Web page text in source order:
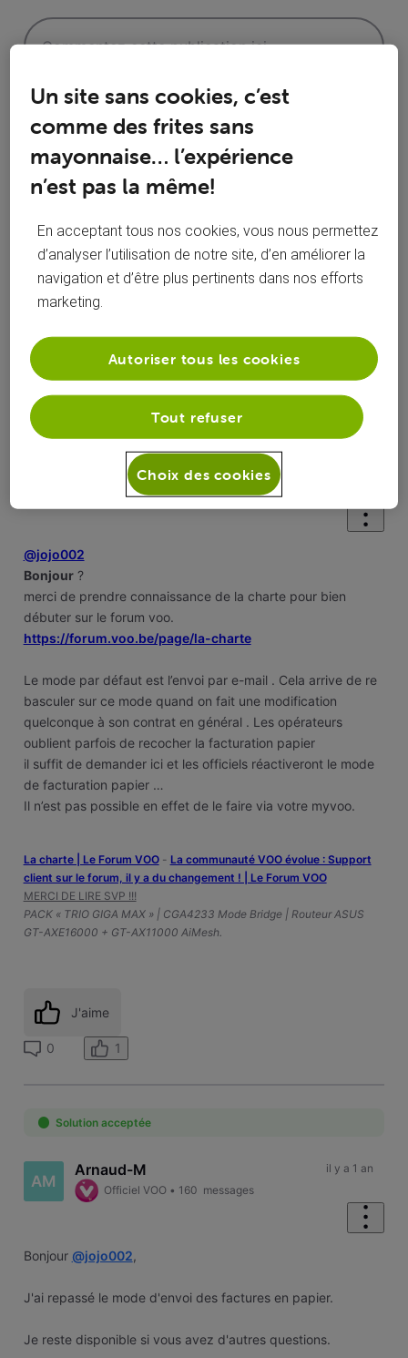
Réponses
Oldest First
Selected
First
Top Expert
il y a 1 an
@jojo002
Bonjour?
merci de prendre connaissance de la charte pour bien
débuter sur le forum voo.
https://forum.voo.be/page/la-charte
Le mode par défaut est l’envoi par e-mail . Cela arrive de re
basculer sur ce mode quand on fait une modification
quelconque à son contrat en général . Les opérateurs
oublient parfois de recocher la facturation papier
il suffit de demander ici et les officiels réactiveront le mode
de facturation papier …
Il n’est pas possible en effet de le faire via votre myvoo.
La charte | Le Forum VOO- ‎La communauté VOO évolue : Support
client sur le forum, il y a du changement ! | Le Forum VOO
MERCI DE LIRE SVP !!!
PACK « TRIO GIGA MAX » | CGA4233 Mode Bridge | Routeur ASUS
GT-AXE16000 + GT-AX11000 AiMesh.
J'aime
0 1
Solution acceptée
AM
Arnaud-M
Officiel VOO • 160 messages
il y a 1 an
Bonjour @jojo002,
J'ai repassé le mode d'envoi des factures en papier.
Je reste disponible si vous avez d'autres questions.
Un site sans cookies, c’est
comme des frites sans
mayonnaise… l’expérience
n’est pas la même!
En acceptant tous nos cookies, vous nous permettez
d’analyser l’utilisation de notre site, d’en améliorer la
navigation et d’être plus pertinents dans nos efforts
marketing.
Tout refuser
Autoriser tous les cookies
Choix des cookies